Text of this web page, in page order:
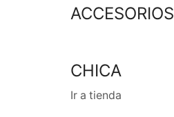
ACCESORIOS
CHICA
Ir a tienda